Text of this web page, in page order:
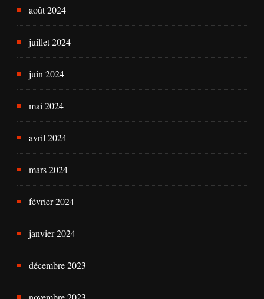
août 2024
juillet 2024
juin 2024
mai 2024
avril 2024
mars 2024
février 2024
janvier 2024
décembre 2023